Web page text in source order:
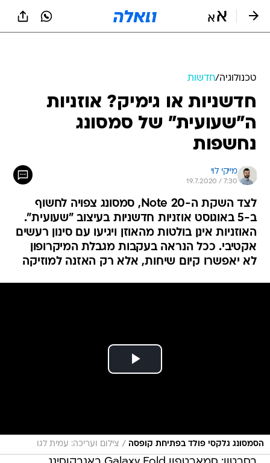
טכנולוגיה/חדשות
חדשניות או גימיק? אוזניות
ה"שעועית" של סמסונג
נחשפות
מייקי לוי
19.7.2020 / 7:30
לצד השקת ה-Note 20, סמסונג צפויה לחשוף
ב-5 באוגוסט אוזניות חדשניות בעיצוב "שעועית".
האוזניות אינן בולטות מהאוזן ויגיעו עם סינון רעשים
אקטיבי. ככל הנראה בעקבות מגבלת המיקרופון
לא יאפשרו קיום שיחות, אלא רק האזנה למוזיקה
הסמסונג גלקסי פולד בפתיחת קופסה / צילום ועריכה: עמית לגו